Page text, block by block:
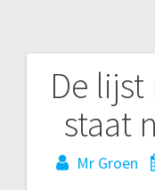
De
staat
Mr Groen
Bericht
navigatie